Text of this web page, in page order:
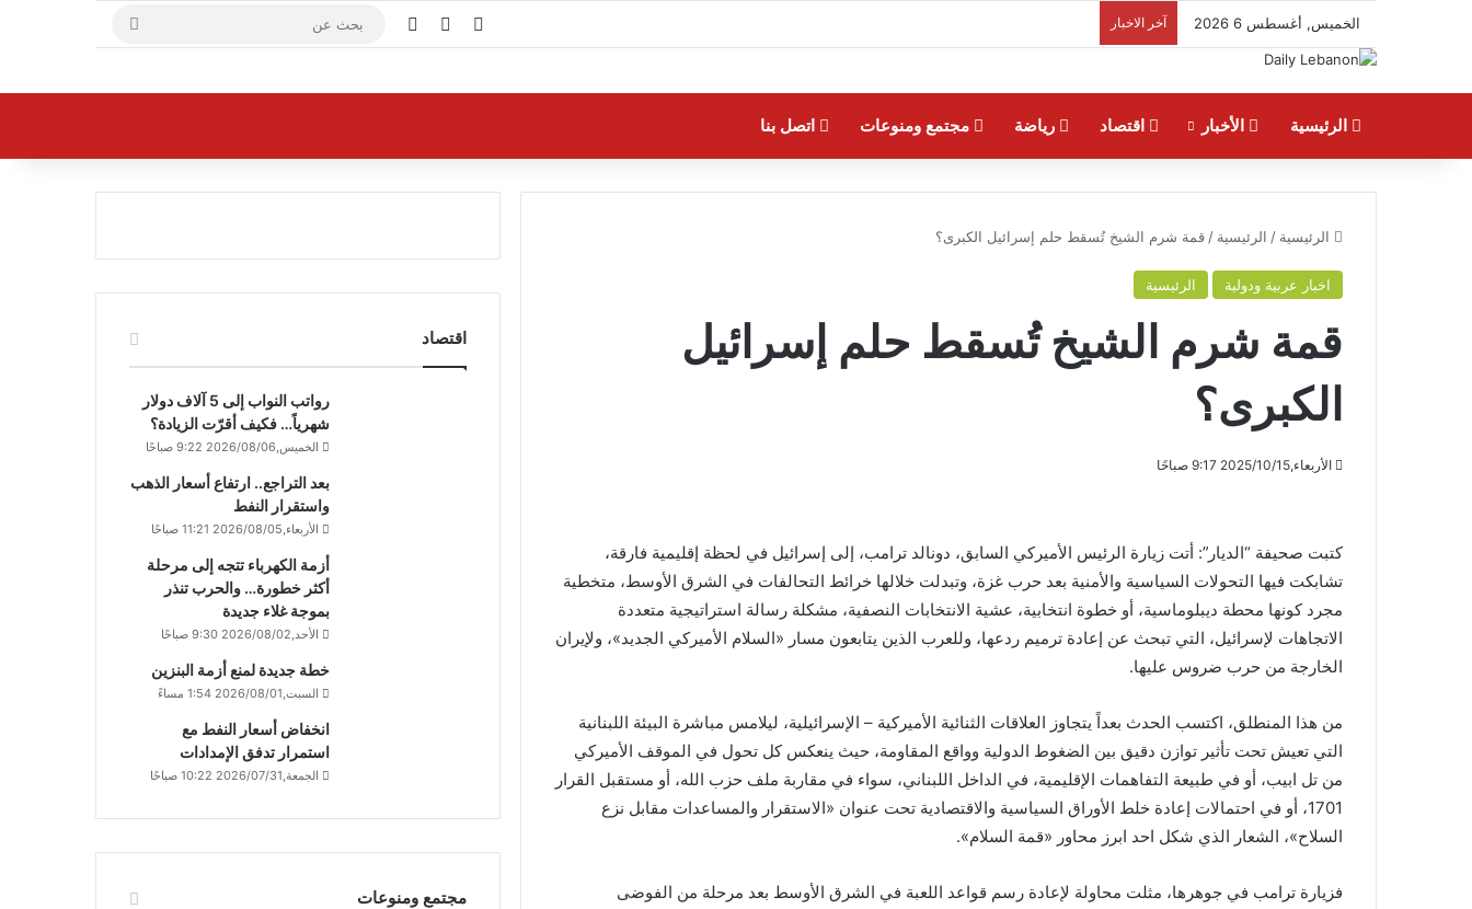
الخميس, أغسطس 6 2026 آخر الاخبار فيسبوك يوتيوب
الرئيسية الأخبار اقتصاد رياضة مجتمع ومنوعات اتصل بنا
الرئيسية / الرئيسية / قمة شرم الشيخ تُسقط حلم إسرائيل الكبرى؟
اخبار عربية ودولية الرئيسية
قمة شرم الشيخ تُسقط حلم إسرائيل
الكبرى؟
الأربعاء,2025/10/15 9:17 صباحًا
كتبت صحيفة “الديار”: أتت زيارة الرئيس الأميركي السابق، دونالد ترامب، إلى إسرائيل في لحظة إقليمية فارقة،
تشابكت فيها التحولات السياسية والأمنية بعد حرب غزة، وتبدلت خلالها خرائط التحالفات في الشرق الأوسط، متخطية
مجرد كونها محطة ديبلوماسية، أو خطوة انتخابية، عشية الانتخابات النصفية، مشكلة رسالة استراتيجية متعددة
الاتجاهات لإسرائيل، التي تبحث عن إعادة ترميم ردعها، وللعرب الذين يتابعون مسار «السلام الأميركي الجديد»، ولإيران
الخارجة من حرب ضروس عليها.
من هذا المنطلق، اكتسب الحدث بعداً يتجاوز العلاقات الثنائية الأميركية – الإسرائيلية، ليلامس مباشرة البيئة اللبنانية
التي تعيش تحت تأثير توازن دقيق بين الضغوط الدولية وواقع المقاومة، حيث ينعكس كل تحول في الموقف الأميركي
من تل ابيب، أو في طبيعة التفاهمات الإقليمية، في الداخل اللبناني، سواء في مقاربة ملف حزب الله، أو مستقبل القرار
1701، أو في احتمالات إعادة خلط الأوراق السياسية والاقتصادية تحت عنوان «الاستقرار والمساعدات مقابل نزع
السلاح»، الشعار الذي شكل احد ابرز محاور «قمة السلام».
فزيارة ترامب في جوهرها، مثلت محاولة لإعادة رسم قواعد اللعبة في الشرق الأوسط بعد مرحلة من الفوضى
اقتصاد
رواتب النواب إلى 5 آلاف دولار
شهرياً… فكيف أقرّت الزيادة؟
الخميس,2026/08/06 9:22 صباحًا
بعد التراجع.. ارتفاع أسعار الذهب
واستقرار النفط
الأربعاء,2026/08/05 11:21 صباحًا
أزمة الكهرباء تتجه إلى مرحلة
أكثر خطورة… والحرب تنذر
بموجة غلاء جديدة
الأحد,2026/08/02 9:30 صباحًا
خطة جديدة لمنع أزمة البنزين
السبت,2026/08/01 1:54 مساءً
انخفاض أسعار النفط مع
استمرار تدفق الإمدادات
الجمعة,2026/07/31 10:22 صباحًا
مجتمع ومنوعات